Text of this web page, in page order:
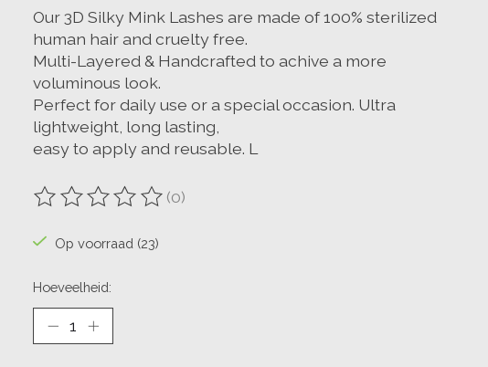
Our 3D Silky Mink Lashes are made of 100% sterilized
human hair and cruelty free.
Multi-Layered & Handcrafted to achive a more
voluminous look.
Perfect for daily use or a special occasion. Ultra
lightweight, long lasting,
easy to apply and reusable. L
De beoordeling van dit product is
(0)
Op voorraad (23)
Hoeveelheid: